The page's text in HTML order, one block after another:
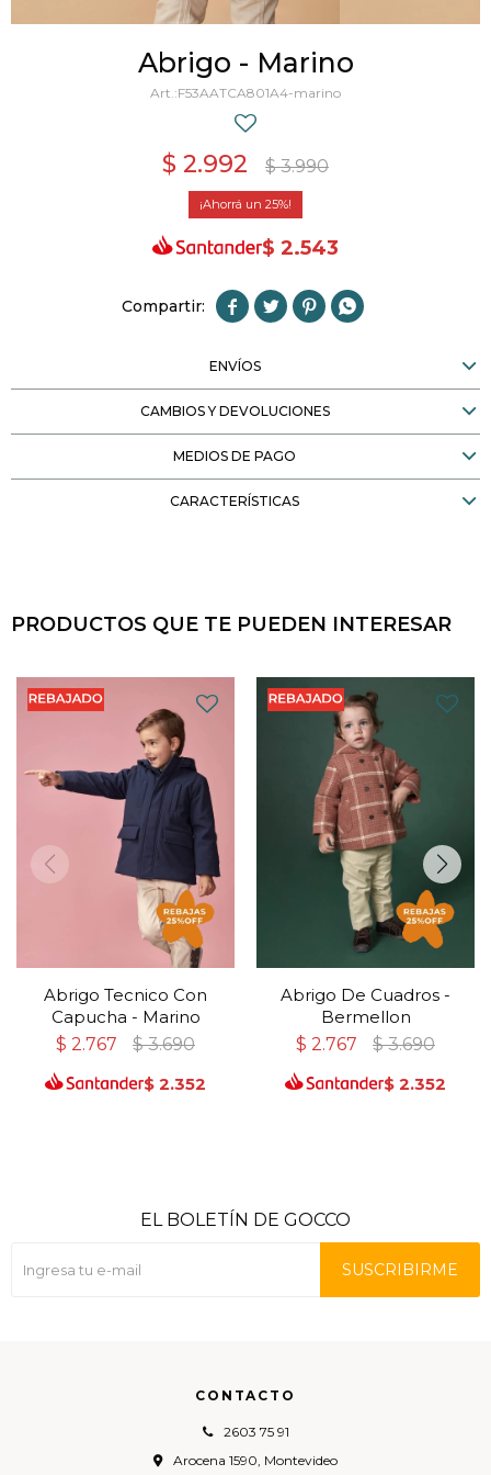
Abrigo - Marino
F53AATCA801A4-marino
$ 2.992 $ 3.990
25
$ 2.543
   
ENVÍOS
CAMBIOS Y DEVOLUCIONES
MEDIOS DE PAGO
CARACTERÍSTICAS
PRODUCTOS QUE TE PUEDEN INTERESAR
Abrigo Tecnico Con
Capucha - Marino
$ 2.767 $ 3.690
$ 2.352
Abrigo De Cuadros -
Bermellon
$ 2.767 $ 3.690
$ 2.352
CONTACTO
2603 75 91
Arocena 1590, Montevideo
EL BOLETÍN DE GOCCO
SUSCRIBIRME